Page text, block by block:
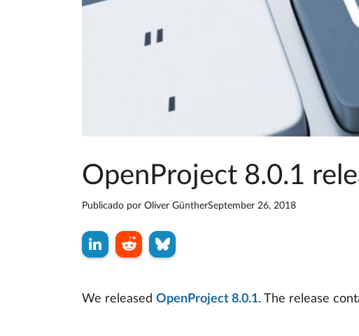
OpenProject 8.0.1
Publicado por Oliver GüntherSeptember 26, 2018
We released OpenProject 8.0.1. The release